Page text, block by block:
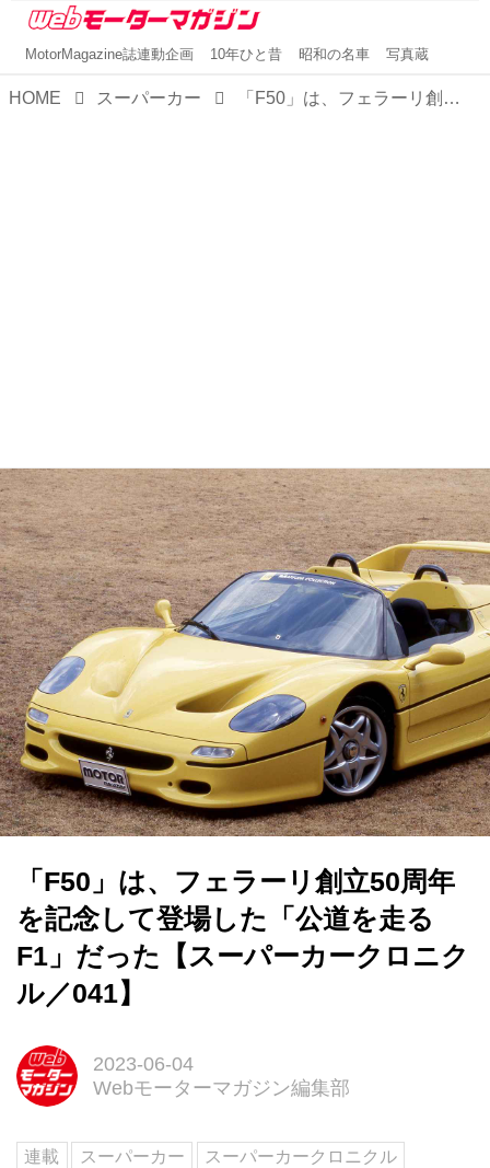
MotorMagazine誌連動企画 10年ひと昔 昭和の名車 写真蔵
HOME スーパーカー 「F50」は、フェラーリ創立50周年を記念して登場した「公道を走るF1」だった【スーパーカークロニクル／041】
「F50」は、フェラーリ創立50周年
を記念して登場した「公道を走る
F1」だった【スーパーカークロニク
ル／041】
2023-06-04
Webモーターマガジン編集部
連載 スーパーカー
スーパーカークロニクル